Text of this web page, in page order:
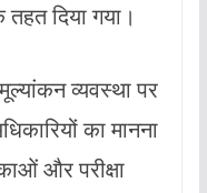
तहत दिया गया।
व्यवस्था पर
का मानना
और परीक्षा